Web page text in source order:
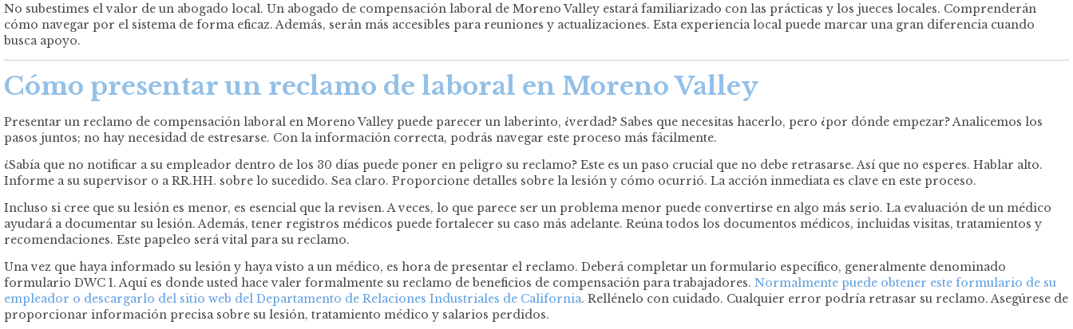
No subestimes el valor de un abogado local. Un abogado de compensación laboral de Moreno Valley estará familiarizado con las prácticas y los jueces locales. Comprenderán
cómo navegar por el sistema de forma eficaz. Además, serán más accesibles para reuniones y actualizaciones. Esta experiencia local puede marcar una gran diferencia cuando
busca apoyo.
Cómo presentar un reclamo de laboral en Moreno Valley
Presentar un reclamo de compensación laboral en Moreno Valley puede parecer un laberinto, ¿verdad? Sabes que necesitas hacerlo, pero ¿por dónde empezar? Analicemos los
pasos juntos; no hay necesidad de estresarse. Con la información correcta, podrás navegar este proceso más fácilmente.
¿Sabía que no notificar a su empleador dentro de los 30 días puede poner en peligro su reclamo? Este es un paso crucial que no debe retrasarse. Así que no esperes. Hablar alto.
Informe a su supervisor o a RR.HH. sobre lo sucedido. Sea claro. Proporcione detalles sobre la lesión y cómo ocurrió. La acción inmediata es clave en este proceso.
Incluso si cree que su lesión es menor, es esencial que la revisen. A veces, lo que parece ser un problema menor puede convertirse en algo más serio. La evaluación de un médico
ayudará a documentar su lesión. Además, tener registros médicos puede fortalecer su caso más adelante. Reúna todos los documentos médicos, incluidas visitas, tratamientos y
recomendaciones. Este papeleo será vital para su reclamo.
Una vez que haya informado su lesión y haya visto a un médico, es hora de presentar el reclamo. Deberá completar un formulario específico, generalmente denominado
formulario DWC 1. Aquí es donde usted hace valer formalmente su reclamo de beneficios de compensación para trabajadores. Normalmente puede obtener este formulario de su
empleador o descargarlo del sitio web del Departamento de Relaciones Industriales de California. Rellénelo con cuidado. Cualquier error podría retrasar su reclamo. Asegúrese de
proporcionar información precisa sobre su lesión, tratamiento médico y salarios perdidos.